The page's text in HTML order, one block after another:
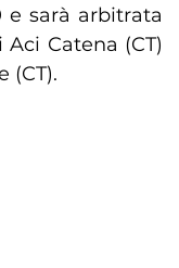
e sarà arbitrata
Catena (CT)
(CT).